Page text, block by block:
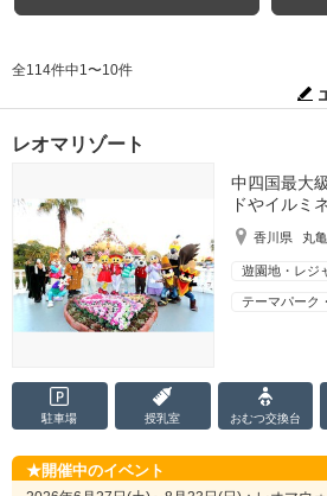
全114件中1〜10件
レオマリゾート
中四国最大
ドやイルミ
香川県 丸
遊園地・レジ
テーマパーク
駐車場 授乳室 おむつ交換台
開催中のイベント